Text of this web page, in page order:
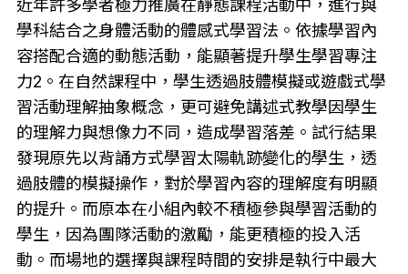
近年許多學者極力推廣在靜態課程活動中，進行與
學科結合之身體活動的體感式學習法。依據學習內
容搭配合適的動態活動，能顯著提升學生學習專注
力2。在自然課程中，學生透過肢體模擬或遊戲式學
習活動理解抽象概念，更可避免講述式教學因學生
的理解力與想像力不同，造成學習落差。試行結果
發現原先以背誦方式學習太陽軌跡變化的學生，透
過肢體的模擬操作，對於學習內容的理解度有明顯
的提升。而原本在小組內較不積極參與學習活動的
學生，因為團隊活動的激勵，能更積極的投入活
動。而場地的選擇與課程時間的安排是執行中最大